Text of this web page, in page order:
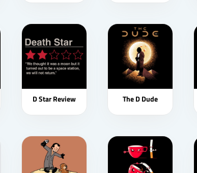
D Star Review The D Dude